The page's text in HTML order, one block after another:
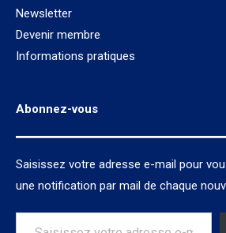
Newsletter
Devenir membre
Informations pratiques
Abonnez-vous
Saisissez votre adresse e-mail pour
une notification par mail de chaque
Saisissez votre adresse e-mail…